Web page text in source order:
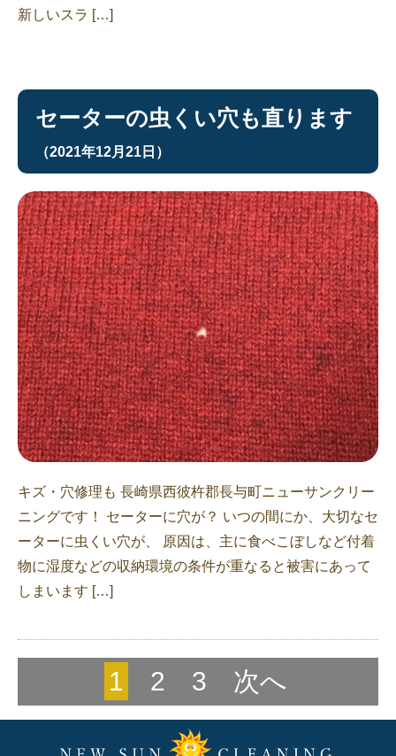
新しいスラ […]
セーターの虫くい穴も直ります
（2021年12月21日）
キズ・穴修理も 長崎県西彼杵郡長与町ニューサンクリー
ニングです！ セーターに穴が？ いつの間にか、大切なセ
ーターに虫くい穴が、 原因は、主に食べこぼしなど付着
物に湿度などの収納環境の条件が重なると被害にあって
しまいます […]
1 2 3 次へ